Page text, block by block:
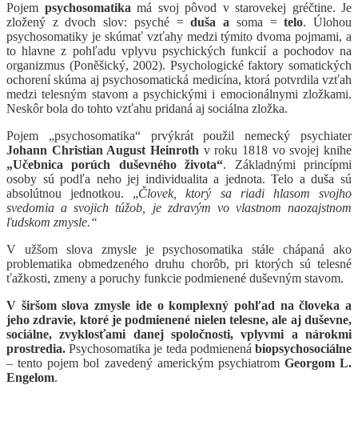
Pojem psychosomatika má svoj pôvod v starovekej gréčtine. Je
zložený z dvoch slov: psyché =duša a soma =telo. Úlohou
psychosomatiky je skúmať vzťahy medzi týmito dvoma pojmami, a
to hlavne z pohľadu vplyvu psychických funkcií a pochodov na
organizmus (Poněšický, 2002). Psychologické faktory somatických
ochorení skúma aj psychosomatická medicína, ktorá potvrdila vzťah
medzi telesným stavom a psychickými i emocionálnymi zložkami.
Neskôr bola do tohto vzťahu pridaná aj sociálna zložka.
Pojem „psychosomatika“ prvýkrát použil nemecký psychiater
Johann Christian August Heinroth v roku 1818 vo svojej knihe
„Učebnica porúch duševného života“. Základnými princípmi
osoby sú podľa neho jej individualita a jednota. Telo a duša sú
absolútnou jednotkou. „Človek, ktorý sa riadi hlasom svojho
svedomia a svojich túžob, je zdravým vo vlastnom naozajstnom
ľudskom zmysle.“
V užšom slova zmysle je psychosomatika stále chápaná ako
problematika obmedzeného druhu chorôb, pri ktorých sú telesné
ťažkosti, zmeny a poruchy funkcie podmienené duševným stavom.
V širšom slova zmysle ide o komplexný pohľad na človeka a
jeho zdravie, ktoré je podmienené nielen telesne, ale aj duševne,
sociálne, zvyklosťami danej spoločnosti, vplyvmi a nárokmi
prostredia. Psychosomatika je teda podmienená biopsychosociálne
– tento pojem bol zavedený americkým psychiatrom Georgom L.
Engelom.